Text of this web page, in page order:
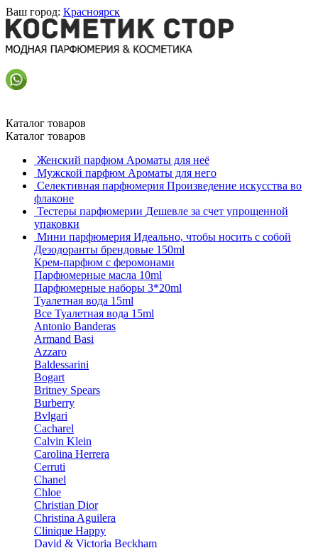
Ваш город: Красноярск
Каталог товаров
Каталог товаров
Женский парфюм Ароматы для неё
Мужской парфюм Ароматы для него
Селективная парфюмерия Произведение искусства во
флаконе
Тестеры парфюмерии Дешевле за счет упрощенной
упаковки
Мини парфюмерия Идеально, чтобы носить с собой
Дезодоранты брендовые 150ml
Крем-парфюм с феромонами
Парфюмерные масла 10ml
Парфюмерные наборы 3*20ml
Туалетная вода 15ml
Все Туалетная вода 15ml
Antonio Banderas
Armand Basi
Azzaro
Baldessarini
Bogart
Britney Spears
Burberry
Bvlgari
Cacharel
Calvin Klein
Carolina Herrera
Cerruti
Chanel
Chloe
Christian Dior
Christina Aguilera
Clinique Happy
David & Victoria Beckham